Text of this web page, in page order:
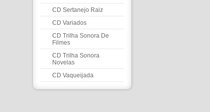
CD Sertanejo Raiz
CD Variados
CD Trilha Sonora De
Filmes
CD Trilha Sonora
Novelas
CD Vaqueijada